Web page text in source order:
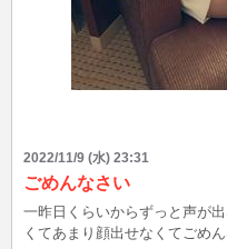
2022/11/9 (水) 23:31
ごめんなさい
一昨日くらいからずっと声が
くてあまり顔出せなくてごめ